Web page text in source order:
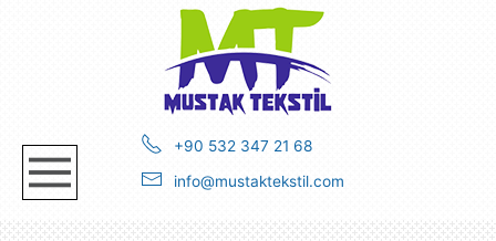
+90 532 347 21 68
info@mustaktekstil.com